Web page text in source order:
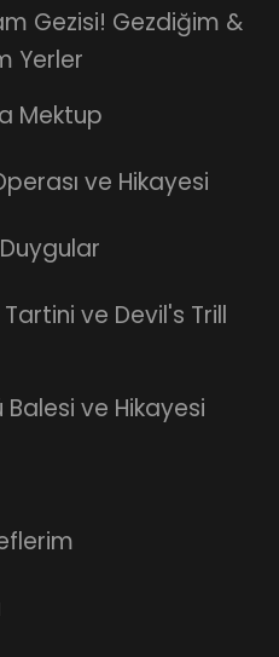
Gezisi! Gezdiğim &
Yerler
Mektup
ve Hikayesi
ve Devil's Trill
Balesi ve Hikayesi